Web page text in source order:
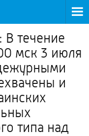
течение
мск 3 июля
и
типа над